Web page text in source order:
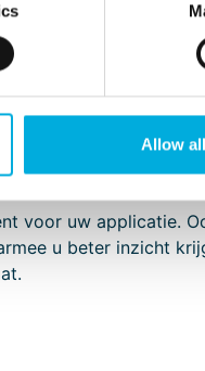
Allow all
en een geschikte
voor uw applicatie.
u beter inzicht